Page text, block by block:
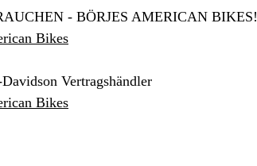
- BÖRJES AMERICAN BIKES!